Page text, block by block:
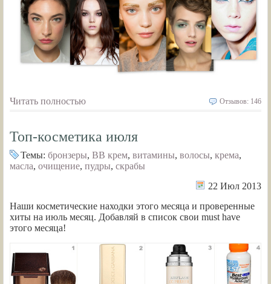
Читать полностью Отзывов: 146
Топ-косметика июля
Темы: бронзеры, ВВ крем, витамины, волосы, крема,
масла, очищение, пудры, скрабы
22 Июл 2013
Наши косметические находки этого месяца и проверенные
хиты на июль месяц. Добавляй в список свои must have
этого месяца!